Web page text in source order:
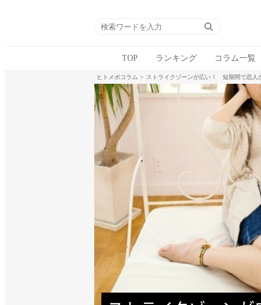
TOP ランキング コラム一覧
ヒトメボコラム ストライクゾーンが広い！ 短期間で恋人